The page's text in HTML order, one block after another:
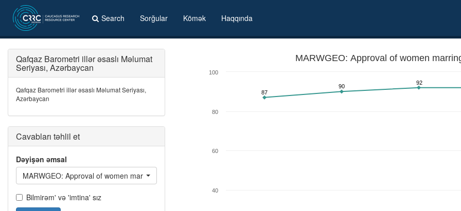
Search Sorğular Kömək Haqqında
MARWGEO: Approval of women
87
90
92
40
60
80
100
Qafqaz Barometri illər əsaslı Məlumat
Seriyası, Azərbaycan
Qafqaz Barometri illər əsaslı Məlumat Seriyası,
Azərbaycan
Cavabları təhlil et
Dəyişən əmsal
MARWGEO: Approval of women marring Georgians
Bilmirəm' və 'imtina' sız